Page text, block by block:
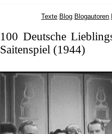
Texte, Blog, Blogautoren,
100 Deutsche
Saitenspiel (1944)